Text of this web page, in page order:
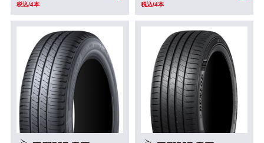
税込/4本 税込/4本